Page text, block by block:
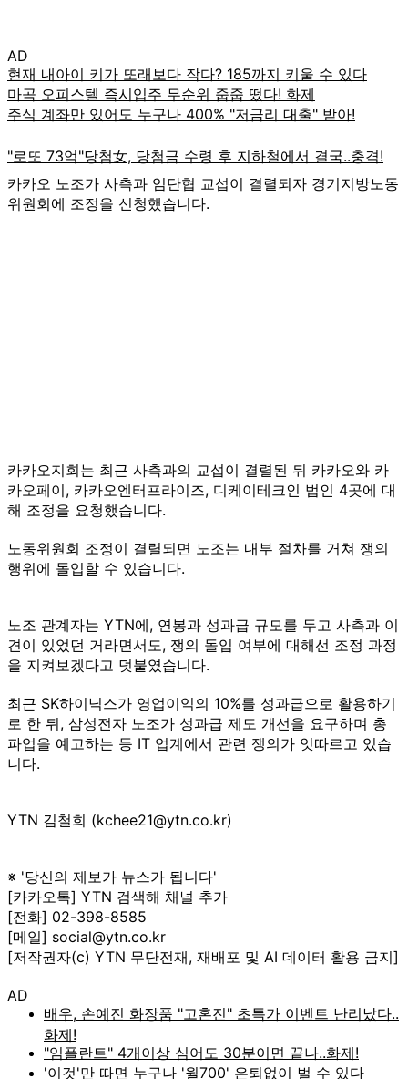
AD
카카오 노조가 사측과 임단협 교섭이 결렬되자 경기지방노동
위원회에 조정을 신청했습니다.
카카오지회는 최근 사측과의 교섭이 결렬된 뒤 카카오와 카
카오페이, 카카오엔터프라이즈, 디케이테크인 법인 4곳에 대
해 조정을 요청했습니다.
노동위원회 조정이 결렬되면 노조는 내부 절차를 거쳐 쟁의
행위에 돌입할 수 있습니다.
노조 관계자는 YTN에, 연봉과 성과급 규모를 두고 사측과 이
견이 있었던 거라면서도, 쟁의 돌입 여부에 대해선 조정 과정
을 지켜보겠다고 덧붙였습니다.
최근 SK하이닉스가 영업이익의 10%를 성과급으로 활용하기
로 한 뒤, 삼성전자 노조가 성과급 제도 개선을 요구하며 총
파업을 예고하는 등 IT 업계에서 관련 쟁의가 잇따르고 있습
니다.
YTN 김철희 (kchee21@ytn.co.kr)
※ '당신의 제보가 뉴스가 됩니다'
[카카오톡] YTN 검색해 채널 추가
[전화] 02-398-8585
[메일] social@ytn.co.kr
[저작권자(c) YTN 무단전재, 재배포 및 AI 데이터 활용 금지]
AD